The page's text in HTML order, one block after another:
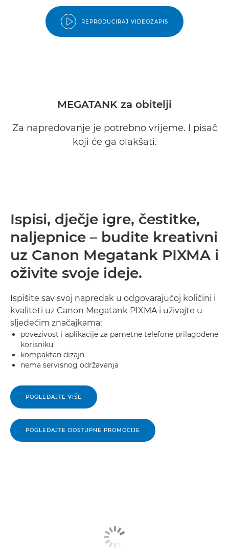
REPRODUCIRAJ VIDEOZAPIS
MEGATANK za obitelji
Za napredovanje je potrebno vrijeme. I pisač
koji će ga olakšati.
Ispisi, dječje igre, čestitke,
naljepnice – budite kreativni
uz Canon Megatank PIXMA i
oživite svoje ideje.
Ispišite sav svoj napredak u odgovarajućoj količini i
kvaliteti uz Canon Megatank PIXMA i uživajte u
sljedećim značajkama:
povezivost i aplikacije za pametne telefone prilagođene
korisniku
kompaktan dizajn
nema servisnog održavanja
POGLEDAJTE VIŠE
POGLEDAJTE DOSTUPNE PROMOCIJE